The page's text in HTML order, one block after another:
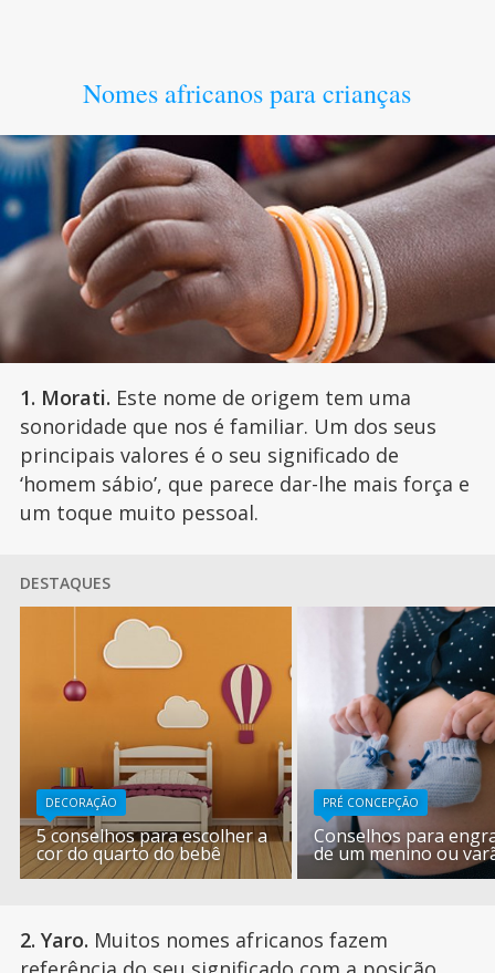
Nomes africanos para crianças
1. Morati. Este nome de origem tem uma
sonoridade que nos é familiar. Um dos seus
principais valores é o seu significado de
‘homem sábio’, que parece dar-lhe mais força e
um toque muito pessoal.
DESTAQUES
DECORAÇÃO
5 conselhos para escolher a
cor do quarto do bebê
PRÉ CONCEPÇÃO
Conselhos para
de um menino ou
2. Yaro. Muitos nomes africanos fazem